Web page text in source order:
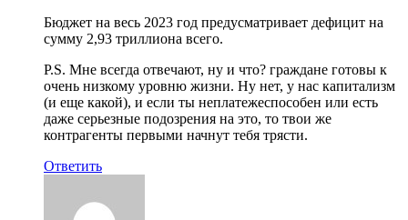
Бюджет на весь 2023 год предусматривает дефицит на
сумму 2,93 триллиона всего.
P.S. Мне всегда отвечают, ну и что? граждане готовы к
очень низкому уровню жизни. Ну нет, у нас капитализм
(и еще какой), и если ты неплатежеспособен или есть
даже серьезные подозрения на это, то твои же
контрагенты первыми начнут тебя трясти.
Ответить